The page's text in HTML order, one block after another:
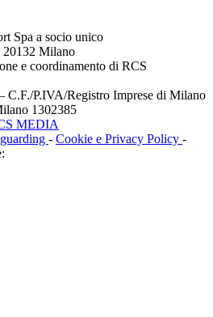
Spa a socio unico
20132 Milano
e coordinamento di RCS
C.F./P.IVA/Registro Imprese di Milano
1302385
MEDIA
- Cookie e Privacy Policy -